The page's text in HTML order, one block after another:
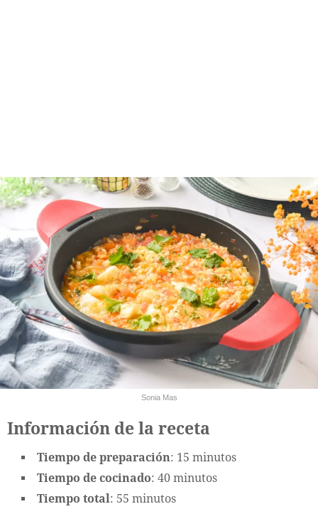
Sonia Mas
Información de la receta
Tiempo de preparación: 15 minutos
Tiempo de cocinado: 40 minutos
Tiempo total: 55 minutos